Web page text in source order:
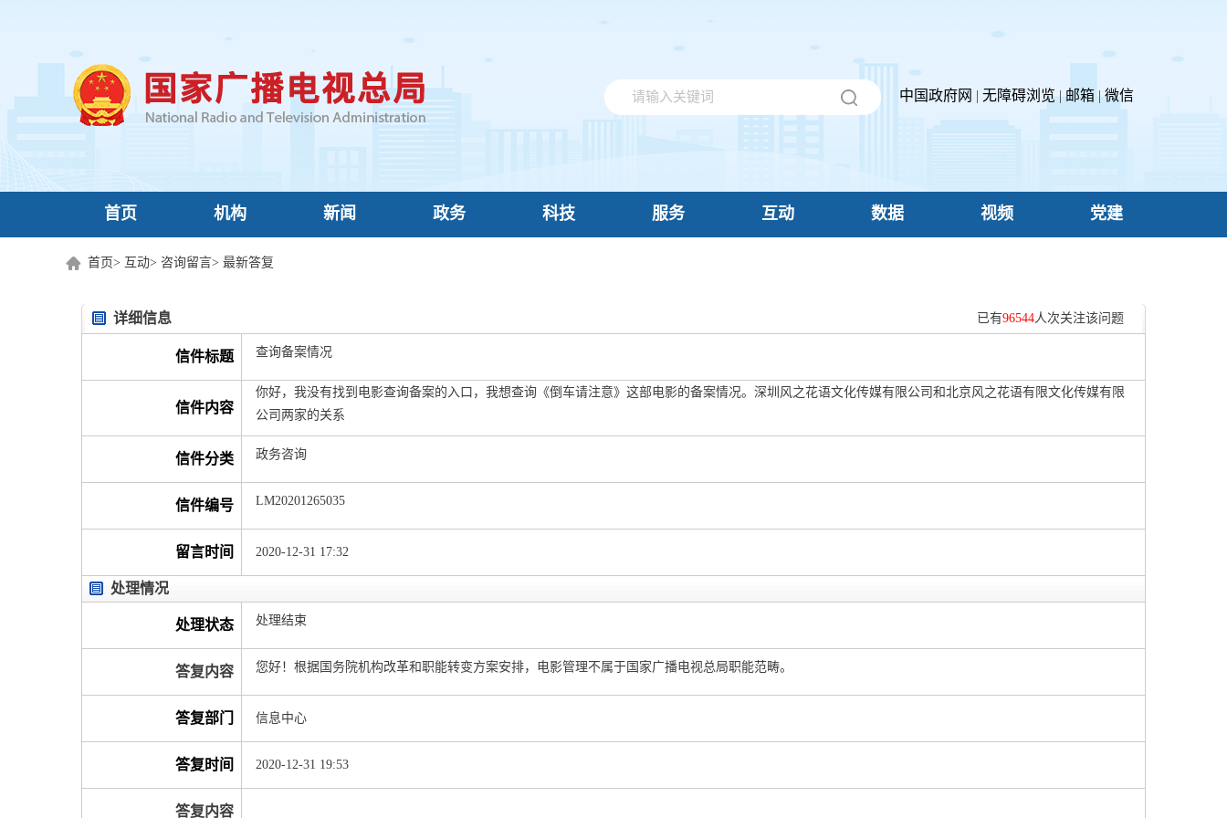
中国政府网 | 无障碍浏览|邮箱|微信
首页 机构 新闻 政务 科技 服务 互动 数据 视频 党建
首页> 互动> 咨询留言> 最新答复
详细信息 已有96544人次关注该问题
信件标题 查询备案情况
信件内容
你好，我没有找到电影查询备案的入口，我想查询《倒车请注意》这部电影的备案情况。深圳风之花语文化传媒有限公司和北京风之花语有限文化传媒有限
公司两家的关系
信件分类 政务咨询
信件编号 LM20201265035
留言时间 2020-12-31 17:32
处理情况
处理状态 处理结束
答复内容 您好！根据国务院机构改革和职能转变方案安排，电影管理不属于国家广播电视总局职能范畴。
答复部门 信息中心
答复时间 2020-12-31 19:53
答复内容